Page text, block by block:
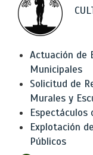
Actuación de
Municipales
Solicitud de
Murales y
Espectáculos
Explotación
Públicos